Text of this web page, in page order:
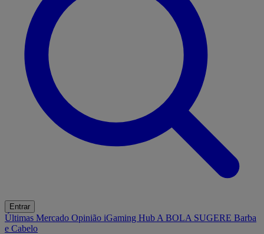
Entrar
Últimas Mercado Opinião iGaming Hub A BOLA SUGERE Barba
e Cabelo